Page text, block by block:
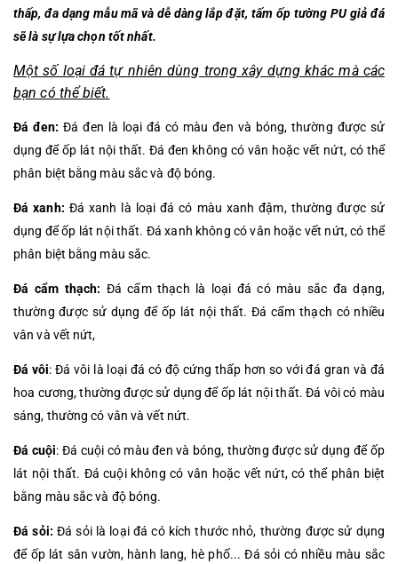
thấp, đa dạng mẫu mã và dễ dàng lắp đặt, tấm ốp tường PU giả đá
sẽ là sự lựa chọn tốt nhất.
Một số loại đá tự nhiên dùng trong xây dựng khác mà các
bạn có thể biết.
Đá đen:Đá đen là loại đá có màu đen và bóng, thường được sử
dụng để ốp lát nội thất. Đá đen không có vân hoặc vết nứt, có thể
phân biệt bằng màu sắc và độ bóng.
Đá xanh: Đá xanh là loại đá có màu xanh đậm, thường được sử
dụng để ốp lát nội thất. Đá xanh không có vân hoặc vết nứt, có thể
phân biệt bằng màu sắc.
Đá cẩm thạch: Đá cẩm thạch là loại đá có màu sắc đa dạng,
thường được sử dụng để ốp lát nội thất. Đá cẩm thạch có nhiều
vân và vết nứt,
Đá vôi: Đá vôi là loại đá có độ cứng thấp hơn so với đá gran và đá
hoa cương, thường được sử dụng để ốp lát nội thất. Đá vôi có màu
sáng, thường có vân và vết nứt.
Đá cuội: Đá cuội có màu đen và bóng, thường được sử dụng để ốp
lát nội thất. Đá cuội không có vân hoặc vết nứt, có thể phân biệt
bằng màu sắc và độ bóng.
Đá sỏi: Đá sỏi là loại đá có kích thước nhỏ, thường được sử dụng
để ốp lát sân vườn, hành lang, hè phố... Đá sỏi có nhiều màu sắc